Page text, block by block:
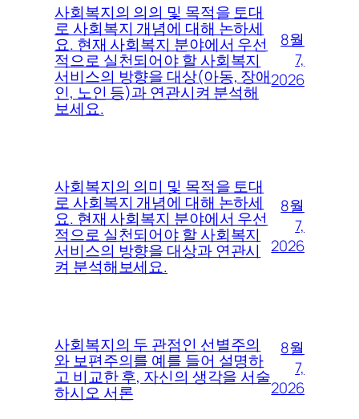
사회복지의 의의 및 목적을 토대
로 사회복지 개념에 대해 논하세
요. 현재 사회복지 분야에서 우선
적으로 실천되어야 할 사회복지
서비스의 방향을 대상(아동, 장애
인, 노인 등)과 연관시켜 분석해
보세요.
8월
7,
2026
사회복지의 의미 및 목적을 토대
로 사회복지 개념에 대해 논하세
요. 현재 사회복지 분야에서 우선
적으로 실천되어야 할 사회복지
서비스의 방향을 대상과 연관시
켜 분석해보세요.
8월
7,
2026
사회복지의 두 관점인 선별주의
와 보편주의를 예를 들어 설명하
고 비교한 후, 자신의 생각을 서술
하시오 서론
8월
7,
2026